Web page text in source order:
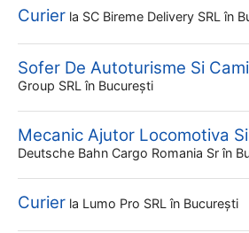
Curier la SC Bireme Delivery SRL în
Sofer De Autoturisme Si
Group SRL în București
Mecanic Ajutor Locomotiva
Deutsche Bahn Cargo Romania Sr în
Curier la Lumo Pro SRL în București